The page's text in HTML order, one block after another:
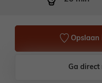
Ga direct